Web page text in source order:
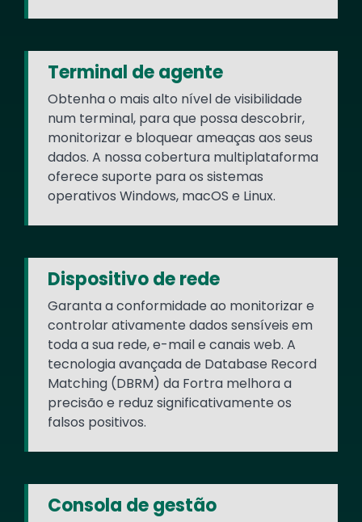
Terminal de agente
Obtenha o mais alto nível de visibilidade
num terminal, para que possa descobrir,
monitorizar e bloquear ameaças aos seus
dados. A nossa cobertura multiplataforma
oferece suporte para os sistemas
operativos Windows, macOS e Linux.
Dispositivo de rede
Garanta a conformidade ao monitorizar e
controlar ativamente dados sensíveis em
toda a sua rede, e-mail e canais web. A
tecnologia avançada de Database Record
Matching (DBRM) da Fortra melhora a
precisão e reduz significativamente os
falsos positivos.
Consola de gestão